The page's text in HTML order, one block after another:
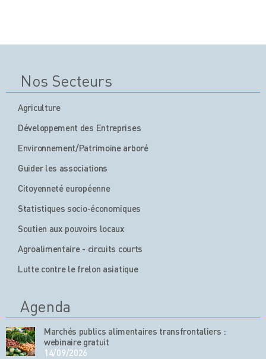
Nos Secteurs
Agriculture
Développement des Entreprises
Environnement/Patrimoine arboré
Guider les associations
Citoyenneté européenne
Statistiques socio-économiques
Soutien aux pouvoirs locaux
Agroalimentaire - circuits courts
Lutte contre le frelon asiatique
Agenda
Marchés publics alimentaires transfrontaliers :
webinaire gratuit
14/09/2026